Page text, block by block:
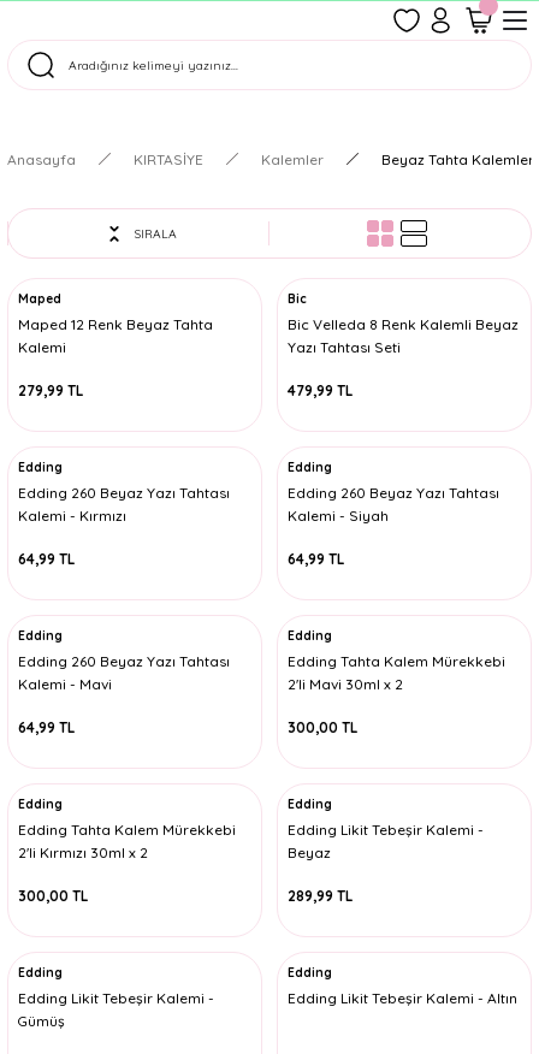
Tüm Siparişler Aynı Gün Kargoda!
Anasayfa KIRTASİYE Kalemler Beyaz Tahta
SIRALA
Maped
Maped 12 Renk Beyaz Tahta
Kalemi
279,99 TL
Bic
Bic Velleda 8 Renk Kalemli Beyaz
Yazı Tahtası Seti
479,99 TL
Edding
Edding 260 Beyaz Yazı Tahtası
Kalemi - Kırmızı
64,99 TL
Edding
Edding 260 Beyaz Yazı Tahtası
Kalemi - Siyah
64,99 TL
Edding
Edding 260 Beyaz Yazı Tahtası
Kalemi - Mavi
64,99 TL
Edding
Edding Tahta Kalem Mürekkebi
2'li Mavi 30ml x 2
300,00 TL
Edding
Edding Tahta Kalem Mürekkebi
2'li Kırmızı 30ml x 2
300,00 TL
Edding
Edding Likit Tebeşir Kalemi -
Beyaz
289,99 TL
Edding
Edding Likit Tebeşir Kalemi -
Gümüş
Edding
Edding Likit Tebeşir Kalemi - Altın